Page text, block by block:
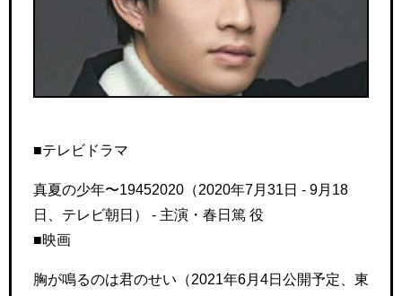
■テレビドラマ
真夏の少年〜19452020（2020年7月31日 - 9月18
日、テレビ朝日） - 主演・春日篤 役
■映画
胸が鳴るのは君のせい（2021年6月4日公開予定、東